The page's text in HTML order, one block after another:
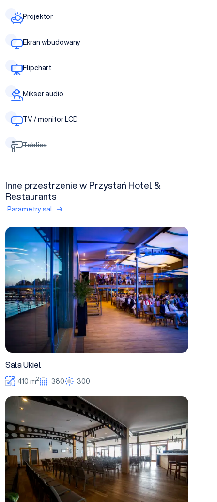
Projektor
Ekran wbudowany
Flipchart
Mikser audio
TV / monitor LCD
Tablica
Inne przestrzenie w Przystań Hotel &
Restaurants
Parametry sal
Sala Ukiel
Sala Ukiel
410 m2 380 300
Sala Club